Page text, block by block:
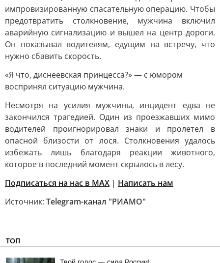
импровизированную спасательную операцию. Чтобы
предотвратить столкновение, мужчина включил
аварийную сигнализацию и вышел на центр дороги.
Он показывал водителям, едущим на встречу, что
нужно сбавить скорость.
«Я что, диснеевская принцесса?» — с юмором
воспринял ситуацию мужчина.
Несмотря на усилия мужчины, инцидент едва не
закончился трагедией. Один из проезжавших мимо
водителей проигнорировал знаки и пролетел в
опасной близости от лося. Столкновения удалось
избежать лишь благодаря реакции животного,
которое в последний момент скрылось в лесу.
Подписаться на нас в MAX | Написать нам
Источник: Telegram-канал "РИАМО"
ТОП